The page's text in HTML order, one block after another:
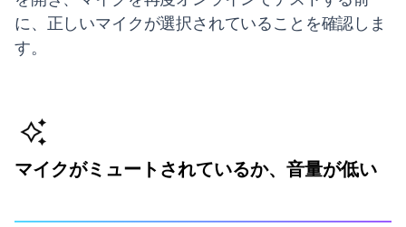
に、正しいマイクが選択されていることを確認しま
す。
マイクがミュートされているか、音量が低い